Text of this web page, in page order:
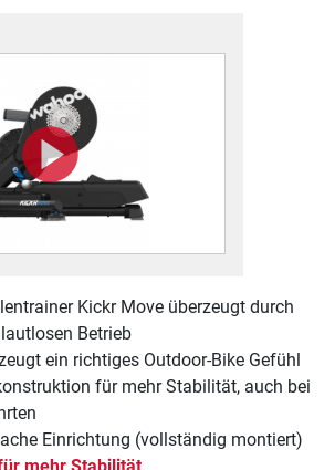
Kickr Move überzeugt durch
Betrieb
ein richtiges Outdoor-Bike Gefühl
für mehr Stabilität, auch bei
Einrichtung (vollständig montiert)